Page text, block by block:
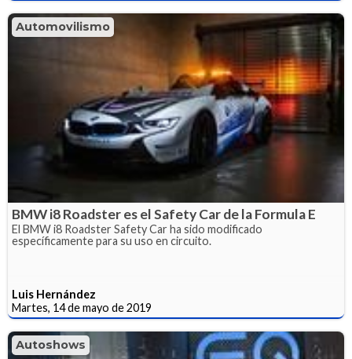
Automovilismo
BMW i8 Roadster es el Safety Car de la Formula E
El BMW i8 Roadster Safety Car ha sido modificado
específicamente para su uso en circuito.
Luis Hernández
Martes, 14 de mayo de 2019
Autoshows